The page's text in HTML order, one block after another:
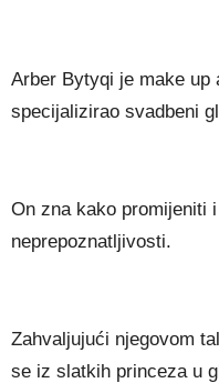
Arber Bytyqi je make
specijalizirao svadbeni
On zna kako promijeniti
neprepoznatljivosti.
Zahvaljujući njegovom
se iz slatkih princeza u